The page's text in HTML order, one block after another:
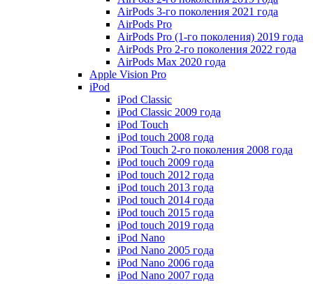
AirPods 3-го поколения 2021 года
AirPods Pro
AirPods Pro (1-го поколения) 2019 года
AirPods Pro 2-го поколения 2022 года
AirPods Max 2020 года
Apple Vision Pro
iPod
iPod Classic
iPod Classic 2009 года
iPod Touch
iPod touch 2008 года
iPod Touch 2-го поколения 2008 года
iPod touch 2009 года
iPod touch 2012 года
iPod touch 2013 года
iPod touch 2014 года
iPod touch 2015 года
iPod touch 2019 года
iPod Nano
iPod Nano 2005 года
iPod Nano 2006 года
iPod Nano 2007 года